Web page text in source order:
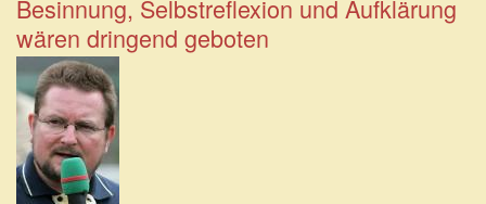
Bildungsinstitutionen
Besinnung, Selbstreflexion und Aufklärung
wären dringend geboten